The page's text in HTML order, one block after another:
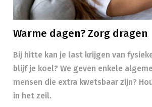
Warme dagen? Zorg dragen
Bij hitte kan je last krijgen van
blijf je koel? We geven enkele
mensen die extra kwetsbaar zijn?
in het zeil.​